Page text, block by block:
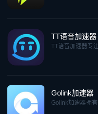
TT语音加速器
TT语音加速器专
Golink加速器
Golink加速器拥有